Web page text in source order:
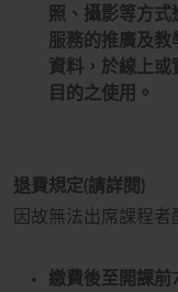
照、攝影等方式
服務的推廣及
資料，於線上或
目的之使用。
退費規定(請詳閱)
因故無法出席課程
繳費後至開課前